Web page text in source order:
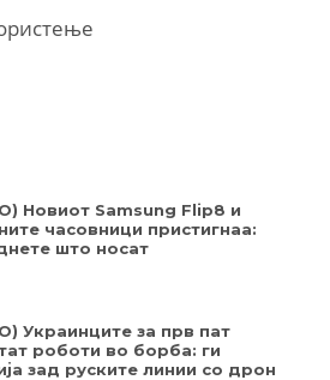
Новиот Samsung Flip8 и
часовници пристигнаа:
што носат
Украинците за прв пат
роботи во борба: ги
зад руските линии со дрон